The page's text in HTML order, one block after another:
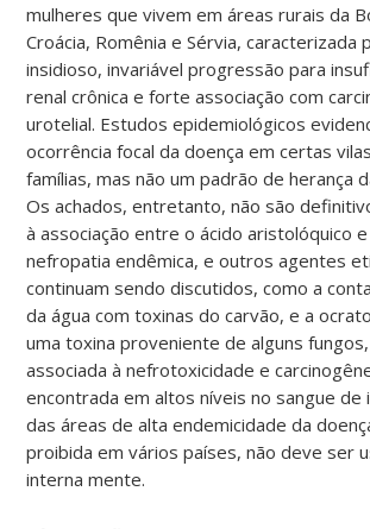
mulheres que vivem em áreas rurais da
Croácia, Romênia e Sérvia, caracterizada
insidioso, invariável progressão para
renal crônica e forte associação com
urotelial. Estudos epidemiológicos
ocorrência focal da doença em certas
famílias, mas não um padrão de herança
Os achados, entretanto, não são
à associação entre o ácido aristolóquico e
nefropatia endêmica, e outros agentes
continuam sendo discutidos, como a
da água com toxinas do carvão, e a
uma toxina proveniente de alguns
associada à nefrotoxicidade e
encontrada em altos níveis no sangue de
das áreas de alta endemicidade da
proibida em vários países, não deve ser
interna mente.